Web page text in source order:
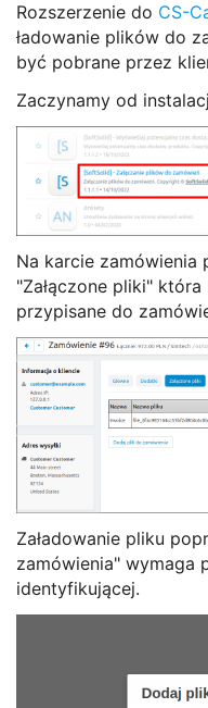
Rozszerzenie do CS-
ładowanie plików do
być pobrane przez
Zaczynamy od
Na karcie zamówienia
"Załączone pliki"
przypisane do
Załadowanie pliku
zamówienia" wymaga
identyfikującej.